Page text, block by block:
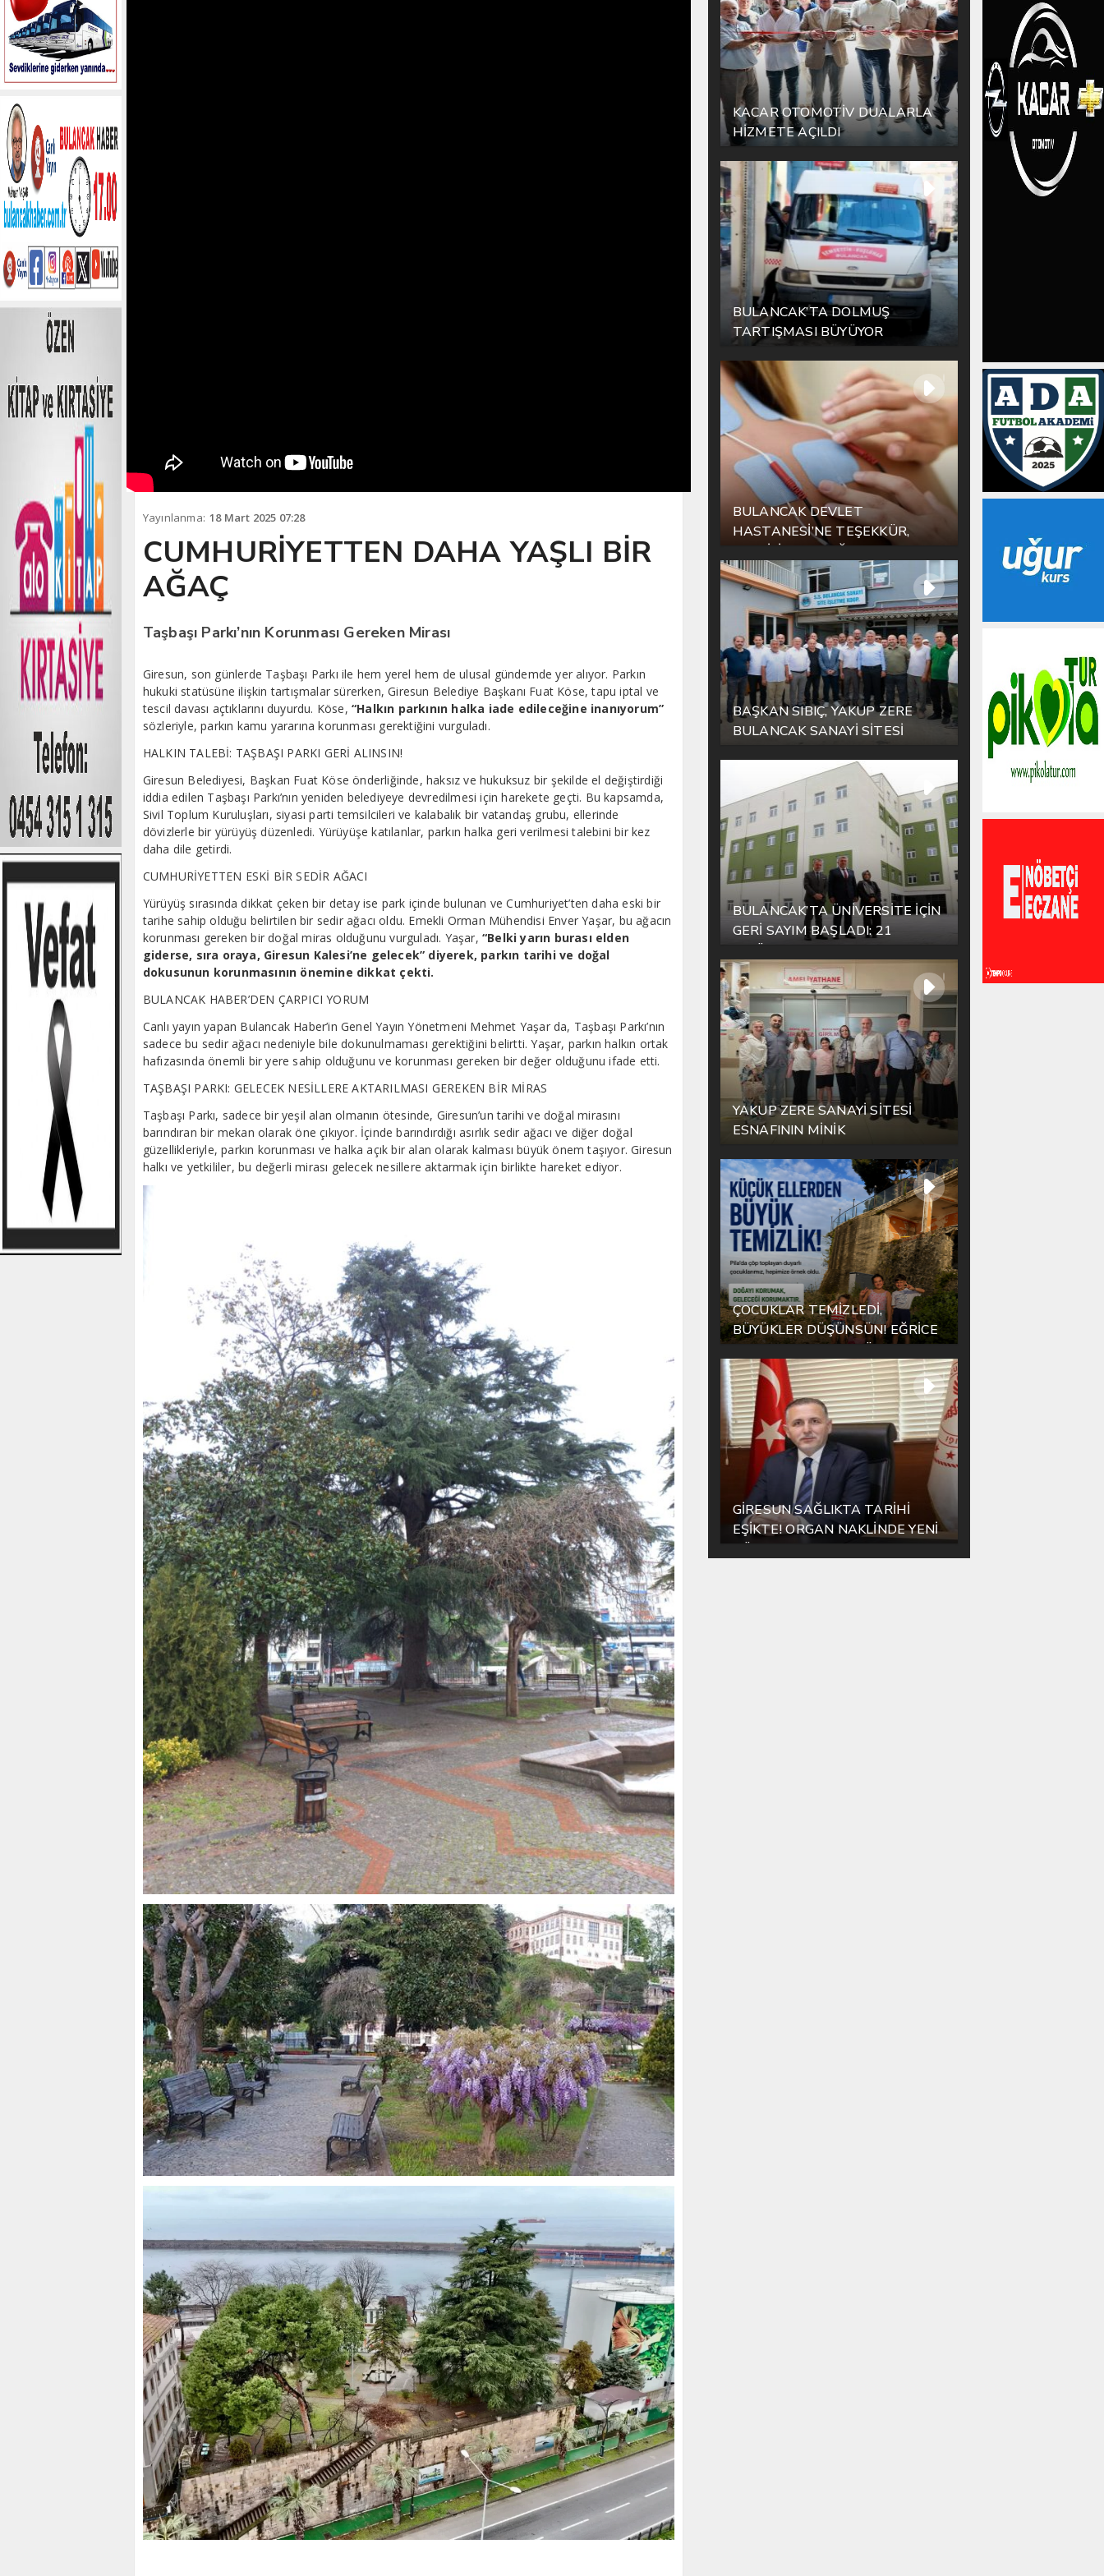
Yayınlanma: 18 Mart 2025 07:28
CUMHURİYETTEN DAHA YAŞLI BİR
AĞAÇ
Taşbaşı Parkı’nın Korunması Gereken Mirası
Giresun, son günlerde Taşbaşı Parkı ile hem yerel hem de ulusal gündemde yer alıyor. Parkın
hukuki statüsüne ilişkin tartışmalar sürerken, Giresun Belediye Başkanı Fuat Köse, tapu iptal ve
tescil davası açtıklarını duyurdu. Köse,“Halkın parkının halka iade edileceğine inanıyorum”
sözleriyle, parkın kamu yararına korunması gerektiğini vurguladı.
HALKIN TALEBİ: TAŞBAŞI PARKI GERİ ALINSIN!
Giresun Belediyesi, Başkan Fuat Köse önderliğinde, haksız ve hukuksuz bir şekilde el değiştirdiği
iddia edilen Taşbaşı Parkı’nın yeniden belediyeye devredilmesi için harekete geçti. Bu kapsamda,
Sivil Toplum Kuruluşları, siyasi parti temsilcileri ve kalabalık bir vatandaş grubu, ellerinde
dövizlerle bir yürüyüş düzenledi. Yürüyüşe katılanlar, parkın halka geri verilmesi talebini bir kez
daha dile getirdi.
CUMHURİYETTEN ESKİ BİR SEDİR AĞACI
Yürüyüş sırasında dikkat çeken bir detay ise park içinde bulunan ve Cumhuriyet’ten daha eski bir
tarihe sahip olduğu belirtilen bir sedir ağacı oldu. Emekli Orman Mühendisi Enver Yaşar, bu ağacın
korunması gereken bir doğal miras olduğunu vurguladı. Yaşar,“Belki yarın burası elden
giderse, sıra oraya, Giresun Kalesi’ne gelecek” diyerek, parkın tarihi ve doğal
dokusunun korunmasının önemine dikkat çekti.
BULANCAK HABER’DEN ÇARPICI YORUM
Canlı yayın yapan Bulancak Haber’in Genel Yayın Yönetmeni Mehmet Yaşar da, Taşbaşı Parkı’nın
sadece bu sedir ağacı nedeniyle bile dokunulmaması gerektiğini belirtti. Yaşar, parkın halkın ortak
hafızasında önemli bir yere sahip olduğunu ve korunması gereken bir değer olduğunu ifade etti.
TAŞBAŞI PARKI: GELECEK NESİLLERE AKTARILMASI GEREKEN BİR MİRAS
Taşbaşı Parkı, sadece bir yeşil alan olmanın ötesinde, Giresun’un tarihi ve doğal mirasını
barındıran bir mekan olarak öne çıkıyor. İçinde barındırdığı asırlık sedir ağacı ve diğer doğal
güzellikleriyle, parkın korunması ve halka açık bir alan olarak kalması büyük önem taşıyor. Giresun
halkı ve yetkililer, bu değerli mirası gelecek nesillere aktarmak için birlikte hareket ediyor.
KACAR OTOMOTİV DUALARLA
HİZMETE AÇILDI
BULANCAK’TA DOLMUŞ
TARTIŞMASI BÜYÜYOR
BULANCAK DEVLET
HASTANESİ’NE TEŞEKKÜR,
YETKİLİLERE ÇAĞRI
BAŞKAN SIBIÇ, YAKUP ZERE
BULANCAK SANAYİ SİTESİ
BULANCAK’TA ÜNİVERSİTE İÇİN
GERİ SAYIM BAŞLADI: 21
EYLÜL’DE KAPILAR AÇILIYOR
YAKUP ZERE SANAYİ SİTESİ
ESNAFININ MİNİK
DERSİ
ÇOCUKLAR TEMİZLEDİ,
BÜYÜKLER DÜŞÜNSÜN! EĞRİCE
HALK PLAJI’NDAN TÜM
TÜRKİYE’YE ÖRNEK MESAJ
GİRESUN SAĞLIKTA TARİHİ
EŞİKTE! ORGAN NAKLİNDE YENİ
DÖNEM BAŞLIYOR